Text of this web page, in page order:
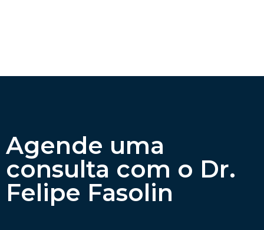
Agende uma
consulta com o Dr.
Felipe Fasolin